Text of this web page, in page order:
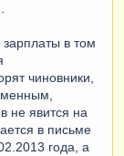
в том
чиновники,
не явится на
в письме
года, а